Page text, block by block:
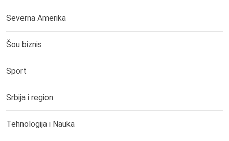
Severna Amerika
Šou biznis
Sport
Srbija i region
Tehnologija i Nauka